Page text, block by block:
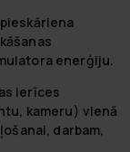
enerģiju.
ierīces
kameru) vienā
darbam,